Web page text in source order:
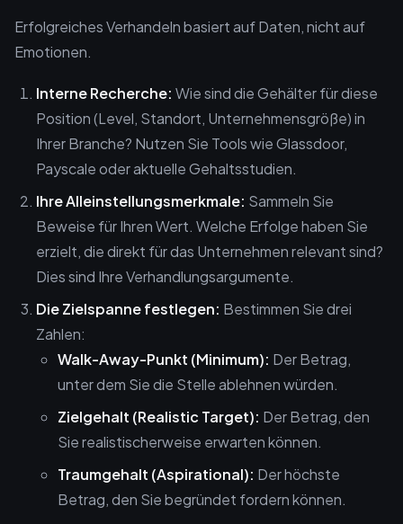
Erfolgreiches Verhandeln basiert auf Daten, nicht auf
Emotionen.
Interne Recherche: Wie sind die Gehälter für diese
Position (Level, Standort, Unternehmensgröße) in
Ihrer Branche? Nutzen Sie Tools wie Glassdoor,
Payscale oder aktuelle Gehaltsstudien.
Ihre Alleinstellungsmerkmale: Sammeln Sie
Beweise für Ihren Wert. Welche Erfolge haben Sie
erzielt, die direkt für das Unternehmen relevant sind?
Dies sind Ihre Verhandlungsargumente.
Die Zielspanne festlegen: Bestimmen Sie drei
Zahlen:
Walk-Away-Punkt (Minimum): Der Betrag,
unter dem Sie die Stelle ablehnen würden.
Zielgehalt (Realistic Target): Der Betrag, den
Sie realistischerweise erwarten können.
Traumgehalt (Aspirational): Der höchste
Betrag, den Sie begründet fordern können.